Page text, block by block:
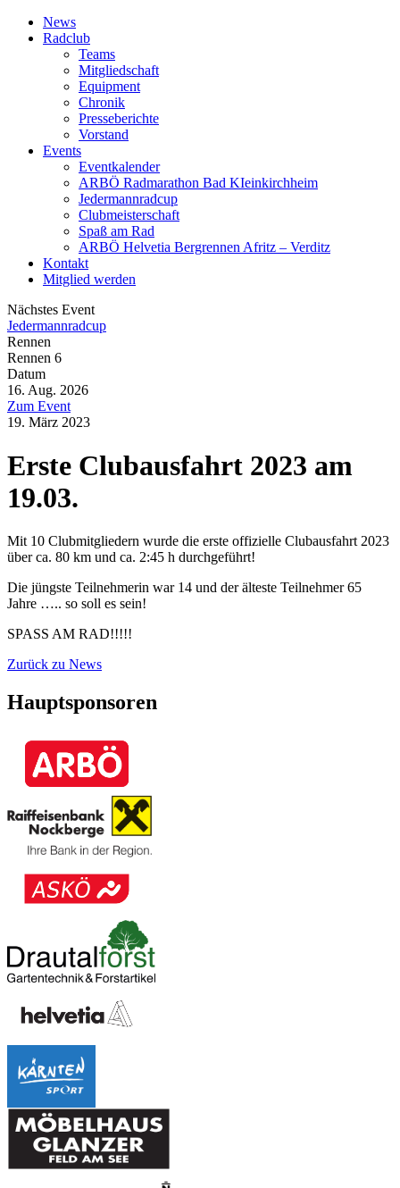
News
Radclub
Teams
Mitgliedschaft
Equipment
Chronik
Presseberichte
Vorstand
Events
Eventkalender
ARBÖ Radmarathon Bad KIeinkirchheim
Jedermannradcup
Clubmeisterschaft
Spaß am Rad
ARBÖ Helvetia Bergrennen Afritz – Verditz
Kontakt
Mitglied werden
Nächstes Event
Jedermannradcup
Rennen
Rennen 6
Datum
16. Aug. 2026
Zum Event
19. März 2023
Erste Clubausfahrt 2023 am
19.03.
Mit 10 Clubmitgliedern wurde die erste offizielle Clubausfahrt 2023
über ca. 80 km und ca. 2:45 h durchgeführt!
Die jüngste Teilnehmerin war 14 und der älteste Teilnehmer 65
Jahre ….. so soll es sein!
SPASS AM RAD!!!!!
Zurück zu News
Hauptsponsoren